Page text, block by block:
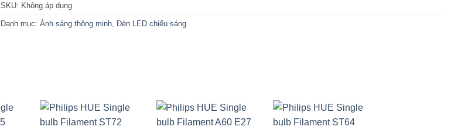
SKU: Không áp dụng
Danh mục: Ánh sáng thông minh Đèn LED chiếu sáng